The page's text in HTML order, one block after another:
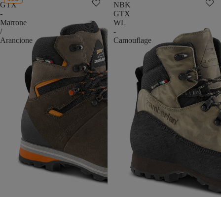
GTX
-
Marrone
/
Arancione
NBK
GTX
WL
-
Camouflage